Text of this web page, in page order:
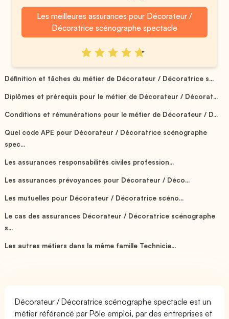
Les meilleures assurances pour Décorateur /
Décoratrice scénographe spectacle
Définition et tâches du métier de Décorateur / Décoratrice s...
Diplômes et prérequis pour le métier de Décorateur / Décorat...
Conditions et rémunérations pour le métier de Décorateur / D...
Quel code APE pour Décorateur / Décoratrice scénographe
spec...
Les assurances responsabilités civiles profession...
Les assurances prévoyances pour Décorateur / Déco...
Les mutuelles pour Décorateur / Décoratrice scéno...
Le cas des assurances Décorateur / Décoratrice scénographe
s...
Les autres métiers dans la même famille Technicie...
Décorateur / Décoratrice scénographe spectacle est un
métier référencé par Pôle emploi, par des entreprises et